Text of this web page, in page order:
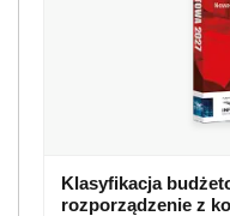
Klasyfikacja
rozporządzenie z